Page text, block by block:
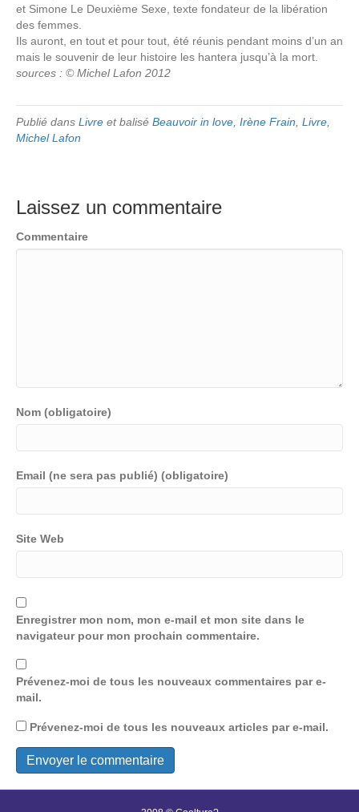
et Simone Le Deuxième Sexe, texte fondateur de la libération
des femmes.
Ils auront, en tout et pour tout, été réunis pendant moins d’un an
mais le souvenir de leur histoire les hantera jusqu’à la mort.
sources : © Michel Lafon 2012
Publié dans Livre et balisé Beauvoir in love Irène Frain Livre
Michel Lafon
Laissez un commentaire
Commentaire
Nom (obligatoire)
Email (ne sera pas publié) (obligatoire)
Site Web
Enregistrer mon nom, mon e-mail et mon site dans le
navigateur pour mon prochain commentaire.
Prévenez-moi de tous les nouveaux commentaires par e-
mail.
Prévenez-moi de tous les nouveaux articles par e-mail.